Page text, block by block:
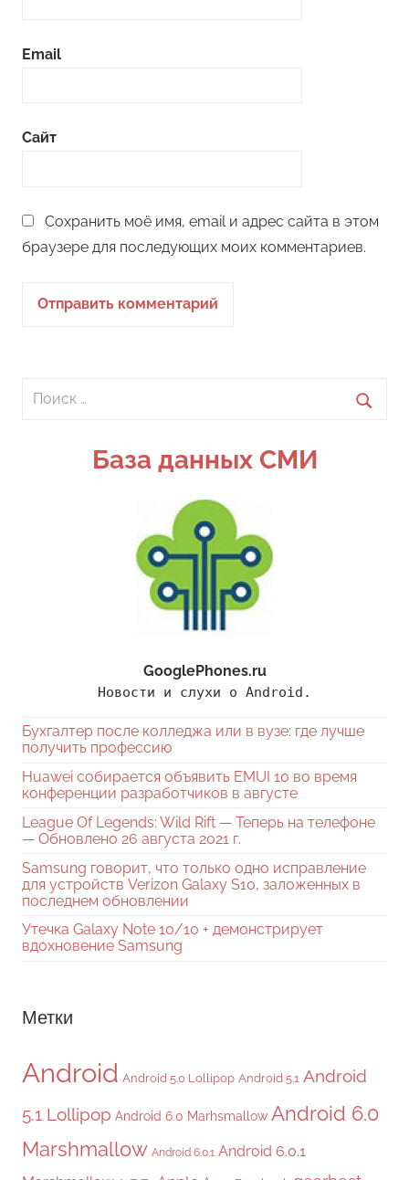
Email
Сайт
Сохранить моё имя, email и адрес сайта в этом
браузере для последующих моих комментариев.
Поиск
База данных СМИ
GooglePhones.ru
Новости и слухи о Android.
Бухгалтер после колледжа или в вузе: где лучше
получить профессию
Huawei собирается объявить EMUI 10 во время
конференции разработчиков в августе
League Of Legends: Wild Rift — Теперь на телефоне
— Обновлено 26 августа 2021 г.
Samsung говорит, что только одно исправление
для устройств Verizon Galaxy S10, заложенных в
последнем обновлении
Утечка Galaxy Note 10/10 + демонстрирует
вдохновение Samsung
Метки
Android Android 5.0 Lollipop Android 5.1 Android
5.1 Lollipop Android 6.0 Marhsmallow Android 6.0
Marshmallow Android 6.0.1 Android 6.0.1